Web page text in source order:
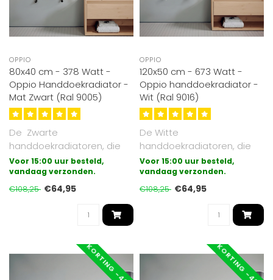
OPPIO
80x40 cm - 378 Watt -
Oppio Handdoekradiator -
Mat Zwart (Ral 9005)
De Zwarte
handdoekradiatoren, die
wij aanbieden zijn
gegalvaniseerd (extra bes..
Voor 15:00 uur besteld,
vandaag verzonden.
€108,25 €64,95
OPPIO
120x50 cm - 673 Watt -
Oppio handdoekradiator -
Wit (Ral 9016)
De Witte
handdoekradiatoren, die
wij aanbieden zijn
gegalvaniseerd (extra
besche..
Voor 15:00 uur besteld,
vandaag verzonden.
€108,25 €64,95
KORTING -40% KORTING -40%